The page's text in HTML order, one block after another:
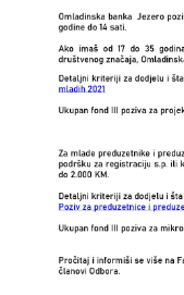
Замјеник
Извјештај о
Статут
Скупштинско
Састав